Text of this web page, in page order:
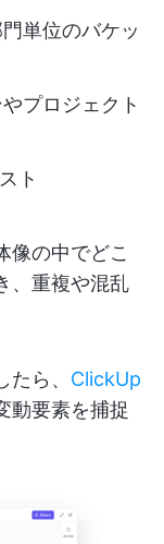
単位のバケッ
プロジェクト
ト
像の中でどこ
、重複や混乱
ら、 ClickUp
動要素を捕捉